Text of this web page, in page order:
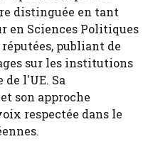
distinguée en tant
en Sciences Politiques
publiant de
sur les institutions
l'UE. Sa
son approche
respectée dans le